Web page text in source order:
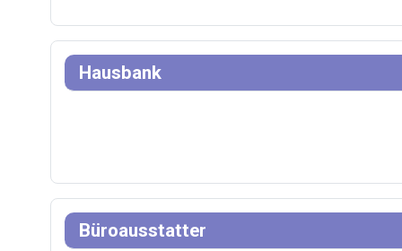
Hausbank
Büroausstatter